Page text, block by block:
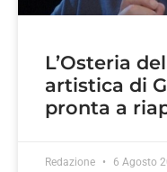
L’Osteria
artistica di
pronta a
Redazione 6 Agosto